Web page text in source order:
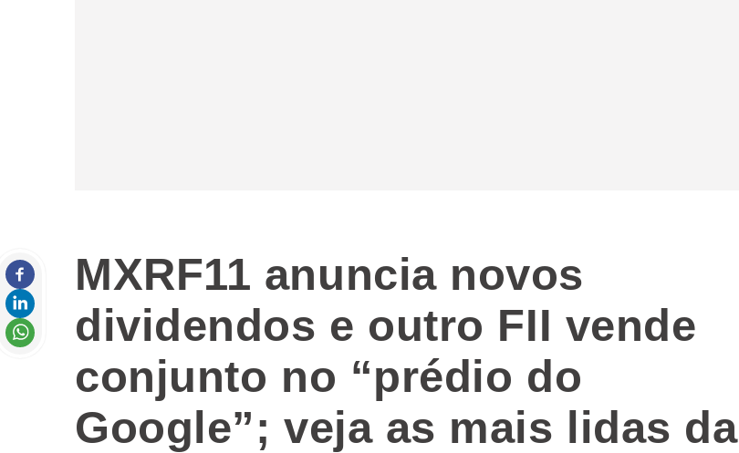
MXRF11 anuncia novos
dividendos e outro FII vende
conjunto no “prédio do
Google”; veja as mais lidas da